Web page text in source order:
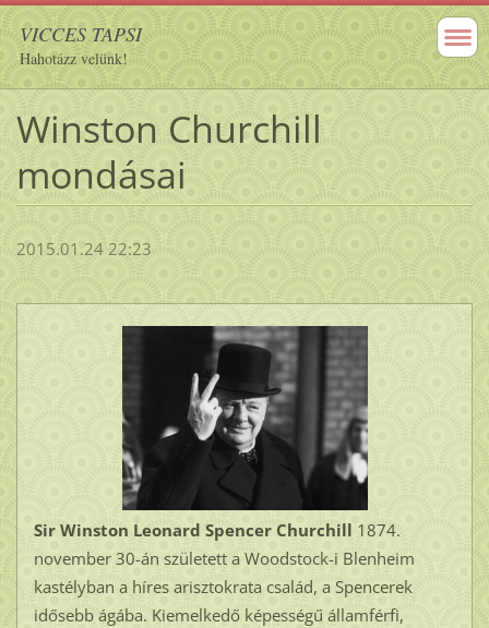
VICCES TAPSI
Hahotázz velünk!
Winston Churchill
mondásai
2015.01.24 22:23
Sir Winston Leonard Spencer Churchill 1874.
november 30-án született a Woodstock-i Blenheim
kastélyban a híres arisztokrata család, a Spencerek
idősebb ágába. Kiemelkedő képességű államférfi,